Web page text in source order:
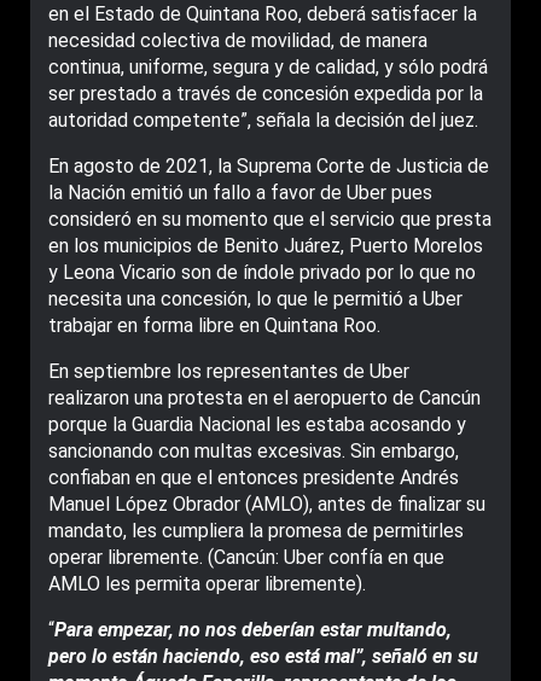
en el Estado de Quintana Roo, deberá satisfacer la
necesidad colectiva de movilidad, de manera
continua, uniforme, segura y de calidad, y sólo podrá
ser prestado a través de concesión expedida por la
autoridad competente”, señala la decisión del juez.
En agosto de 2021, la Suprema Corte de Justicia de
la Nación emitió un fallo a favor de Uber pues
consideró en su momento que el servicio que presta
en los municipios de Benito Juárez, Puerto Morelos
y Leona Vicario son de índole privado por lo que no
necesita una concesión, lo que le permitió a Uber
trabajar en forma libre en Quintana Roo.
En septiembre los representantes de Uber
realizaron una protesta en el aeropuerto de Cancún
porque la Guardia Nacional les estaba acosando y
sancionando con multas excesivas. Sin embargo,
confiaban en que el entonces presidente Andrés
Manuel López Obrador (AMLO), antes de finalizar su
mandato, les cumpliera la promesa de permitirles
operar libremente. (Cancún: Uber confía en que
AMLO les permita operar libremente).
“Para empezar, no nos deberían estar multando,
pero lo están haciendo, eso está mal”, señaló en su